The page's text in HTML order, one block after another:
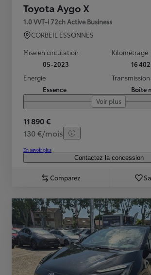
Toyota Aygo X
1.0 VVT-i 72ch Active Business
CORBEIL ESSONNES
Mise en circulation
05-2023
Kilométrage
16
Energie
Essence
Transmission
Boîte
Voir plus
11 890 €
130 €/mois
En savoir plus
Contactez la concession
Comparez